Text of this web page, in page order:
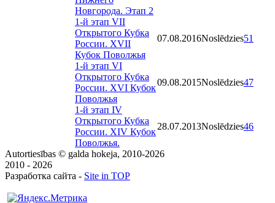
Новгорода. Этап 2
1-й этап VII
Открытого Кубка
России. XVII
Кубок Поволжья
07.08.2016Noslēdzies51
1-й этап VI
Открытого Кубка
России. XVI Кубок
Поволжья
09.08.2015Noslēdzies47
1-й этап IV
Открытого Кубка
России. XIV Кубок
Поволжья.
28.07.2013Noslēdzies46
Autortiesības © galda hokeja, 2010-2026
2010 - 2026
Разработка сайта - Site in TOP